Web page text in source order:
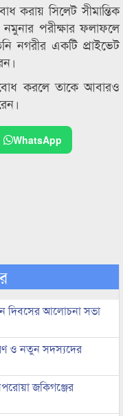
করায় সিলেট সীমান্তিক
নমুনার পরীক্ষার ফলাফলে
নগরীর একটি প্রাইভেট
করলে তাকে আবারও
WhatsApp
দিবসের আলোচনা সভা
ও নতুন সদস্যদের
জকিগঞ্জের